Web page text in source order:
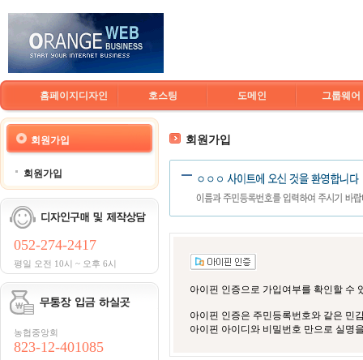
홈페이지디자인 호스팅 도메인 그룹웨어
회원가입
회원가입
052-274-2417
평일 오전 10시 ~ 오후 6시
농협중앙회
823-12-401085
회원가입
아이핀 인증으로 가입여부를 확인할 수
아이핀 인증은 주민등록번호와 같은 민
아이핀 아이디와 비밀번호 만으로 실명